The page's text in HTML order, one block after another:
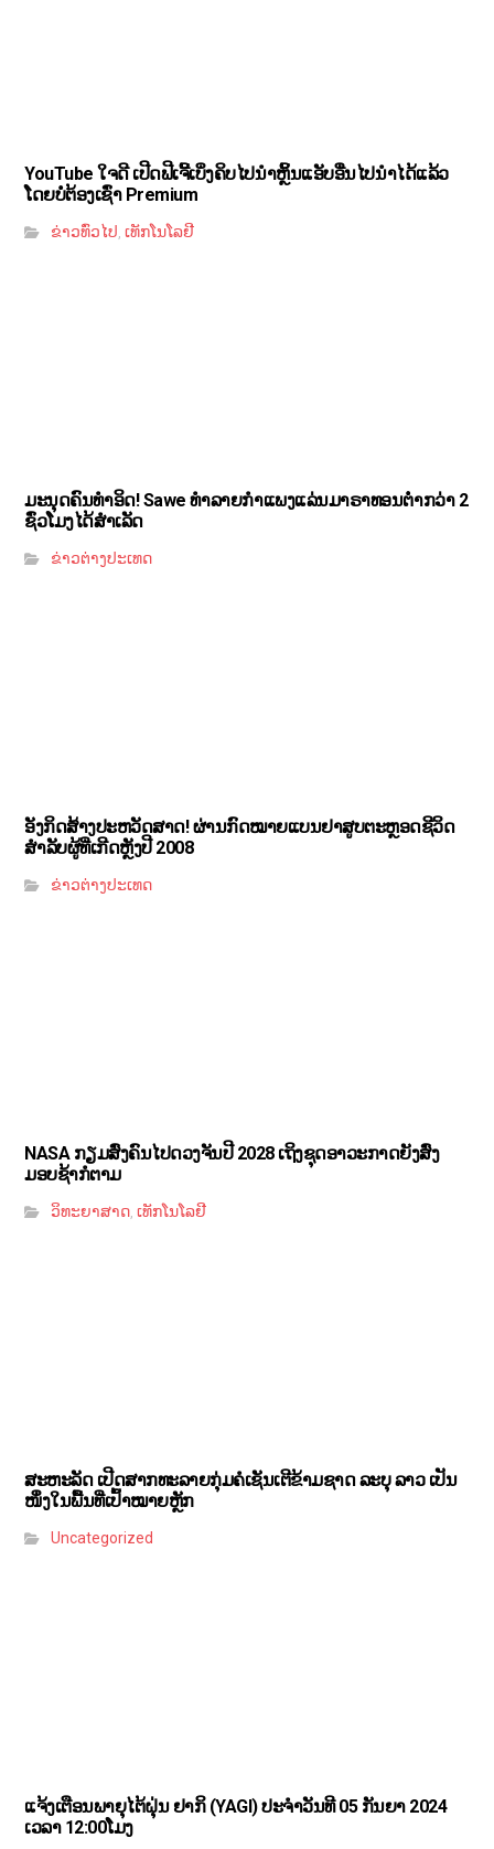
YouTube ໃຈດີ ເປີດຟີເຈີ້ເບິ່ງຄິບໄປນຳຫຼິ້ນແອັບອື່ນໄປນຳໄດ້ແລ້ວ
ໂດຍບໍ່ຕ້ອງເຊົ່າ Premium
ຂ່າວທົ່ວໄປ ,ເທັກໂນໂລຢີ
ມະນຸດຄົນທຳອິດ! Sawe ທຳລາຍກຳແພງແລ່ນມາຣາທອນຕ່ຳກວ່າ 2
ຊົ່ວໂມງໄດ້ສຳເລັດ
ຂ່າວຕ່າງປະເທດ
ອັງກິດສ້າງປະຫວັດສາດ! ຜ່ານກົດໝາຍແບນຢາສູບຕະຫຼອດຊີວິດ
ສຳລັບຜູ້ທີ່ເກີດຫຼັງປີ 2008
ຂ່າວຕ່າງປະເທດ
NASA ກຽມສົ່ງຄົນໄປດວງຈັນປີ 2028 ເຖິງຊຸດອາວະກາດຍັງສົ່ງ
ມອບຊ້າກໍຕາມ
ວິທະຍາສາດ ,ເທັກໂນໂລຢີ
ສະຫະລັດ ເປີດສາກທະລາຍກຸ່ມຄໍເຊັນເຕີຂ້າມຊາດ ລະບຸ ລາວ ເປັນ
ໜຶ່ງໃນພື້ນທີ່ເປົ້າໝາຍຫຼັກ
Uncategorized
ແຈ້ງເຕືອນພາຍຸໄຕ້ຝຸ່ນ ຢາກິ (YAGI)​ ປະຈໍາວັນທີ 05 ກັນຍາ 2024
ເວລາ 12:00ໂມງ